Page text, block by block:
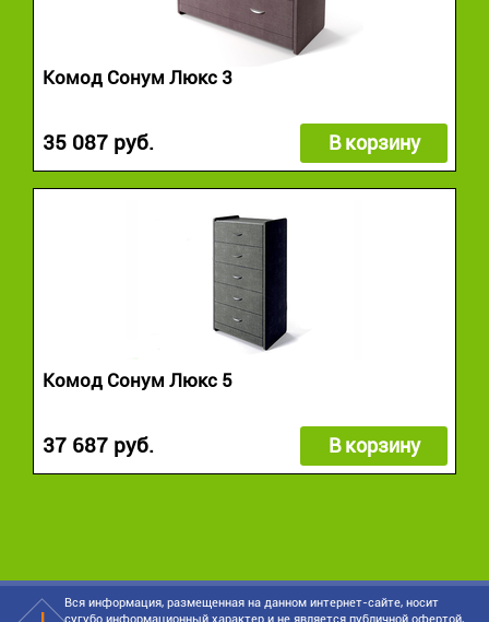
Комод Сонум Люкс 3
35 087 руб. В корзину
Комод Сонум Люкс 5
37 687 руб. В корзину
Вся информация, размещенная на данном интернет-сайте, носит
сугубо информационный характер и не является публичной офертой,